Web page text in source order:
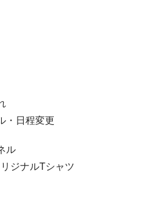
・日程変更
ル
ジナルTシャツ